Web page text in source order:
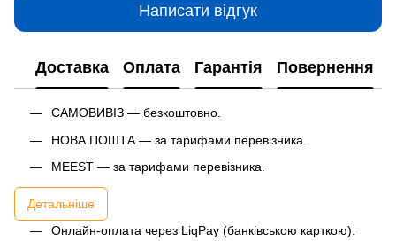
Написати відгук
Доставка Оплата Гарантія Повернення
САМОВИВІЗ — безкоштовно.
НОВА ПОШТА — за тарифами перевізника.
MEEST — за тарифами перевізника.
Детальніше
Онлайн-оплата через LiqPay (банківською карткою).